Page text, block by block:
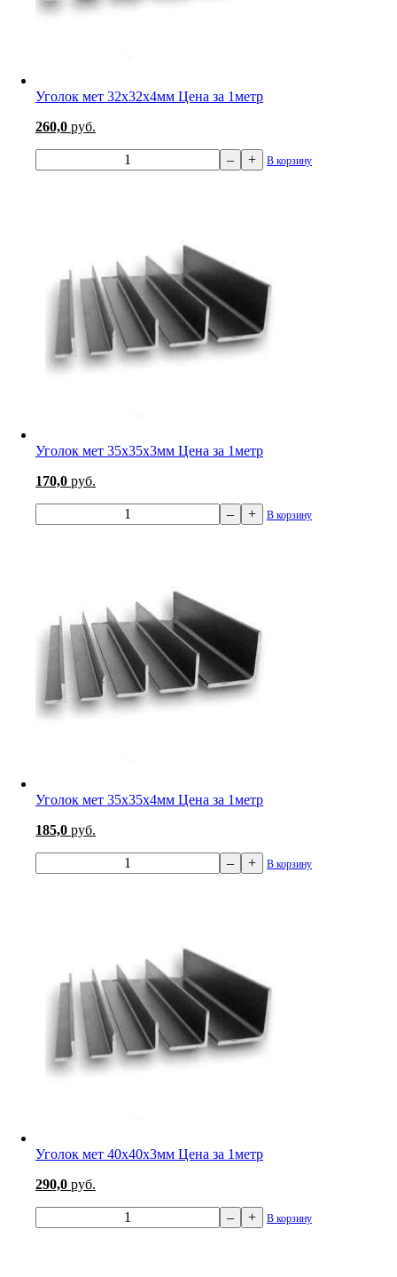
Уголок мет 32х32х4мм Цена за 1метр
260,0 руб.
– + В корзину
Уголок мет 35х35х3мм Цена за 1метр
170,0 руб.
– + В корзину
Уголок мет 35х35х4мм Цена за 1метр
185,0 руб.
– + В корзину
Уголок мет 40х40х3мм Цена за 1метр
290,0 руб.
– + В корзину